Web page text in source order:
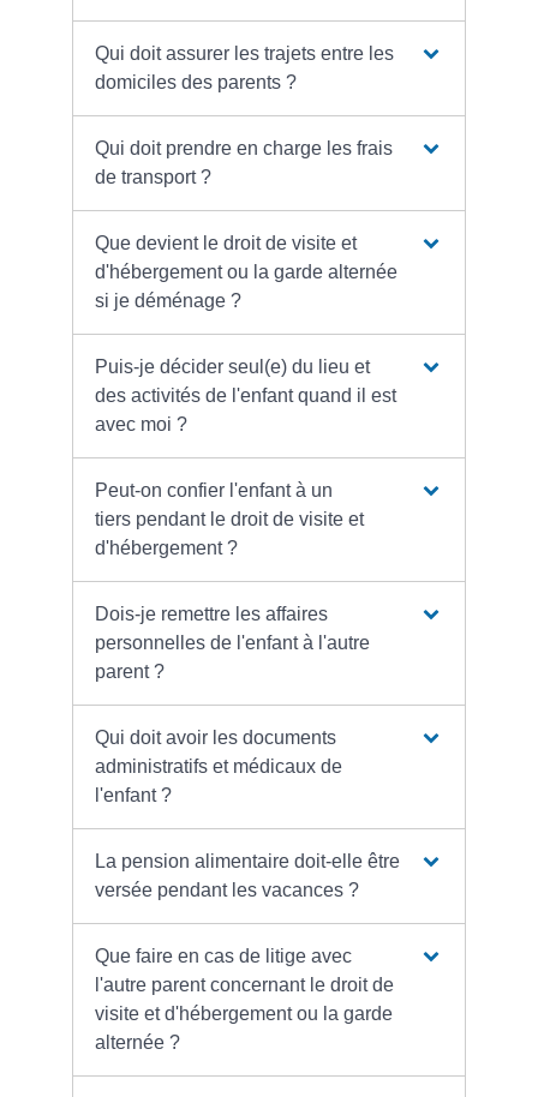
Qui doit assurer les trajets entre les
domiciles des parents ?
Qui doit prendre en charge les frais
de transport ?
Que devient le droit de visite et
d'hébergement ou la garde alternée
si je déménage ?
Puis-je décider seul(e) du lieu et
des activités de l'enfant quand il est
avec moi ?
Peut-on confier l'enfant à un
tiers pendant le droit de visite et
d'hébergement ?
Dois-je remettre les affaires
personnelles de l'enfant à l'autre
parent ?
Qui doit avoir les documents
administratifs et médicaux de
l'enfant ?
La pension alimentaire doit-elle être
versée pendant les vacances ?
Que faire en cas de litige avec
l'autre parent concernant le droit de
visite et d'hébergement ou la garde
alternée ?